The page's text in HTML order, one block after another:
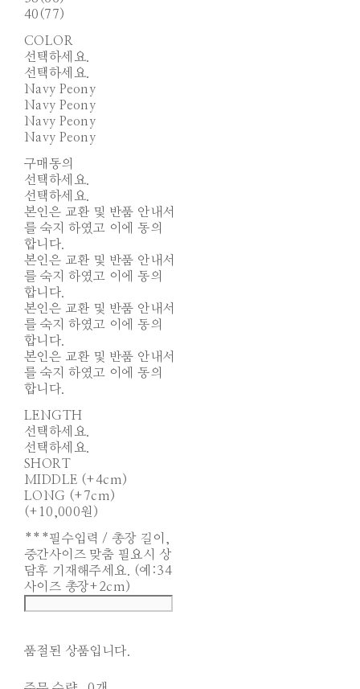
40(77)
COLOR
선택하세요.
선택하세요.
Navy Peony
Navy Peony
Navy Peony
Navy Peony
구매동의
선택하세요.
선택하세요.
본인은 교환 및 반품 안내서
를 숙지 하였고 이에 동의
합니다.
본인은 교환 및 반품 안내서
를 숙지 하였고 이에 동의
합니다.
본인은 교환 및 반품 안내서
를 숙지 하였고 이에 동의
합니다.
본인은 교환 및 반품 안내서
를 숙지 하였고 이에 동의
합니다.
LENGTH
선택하세요.
선택하세요.
SHORT
MIDDLE (+4cm)
LONG (+7cm)
(+10,000원)
***필수입력 / 총장 길이,
중간사이즈 맞춤 필요시 상
담후 기재해주세요. (예:34
사이즈 총장+2cm)
품절된 상품입니다.